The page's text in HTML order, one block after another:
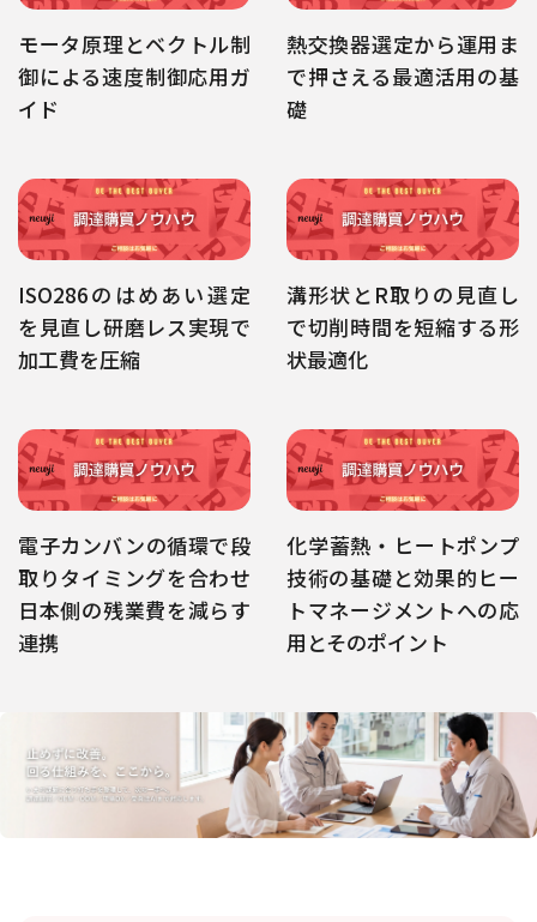
モータ原理とベクトル制
御による速度制御応用ガ
イド
熱交換器選定から運用ま
で押さえる最適活用の基
礎
ISO286のはめあい選定
を見直し研磨レス実現で
加工費を圧縮
溝形状とR取りの見直し
で切削時間を短縮する形
状最適化
電子カンバンの循環で段
取りタイミングを合わせ
日本側の残業費を減らす
連携
化学蓄熱・ヒートポンプ
技術の基礎と効果的ヒー
トマネージメントへの応
用とそのポイント